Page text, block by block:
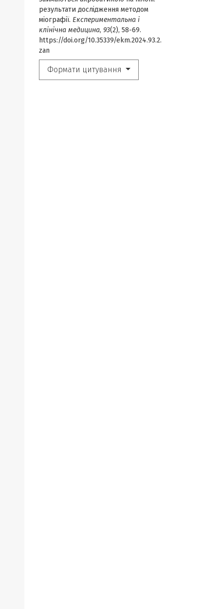
результати дослідження методом
міографії. Експериментальна і
клінічна медицина, 93(2), 58-69.
https://doi.org/10.35339/ekm.2024.93.2.
zan
Формати цитування